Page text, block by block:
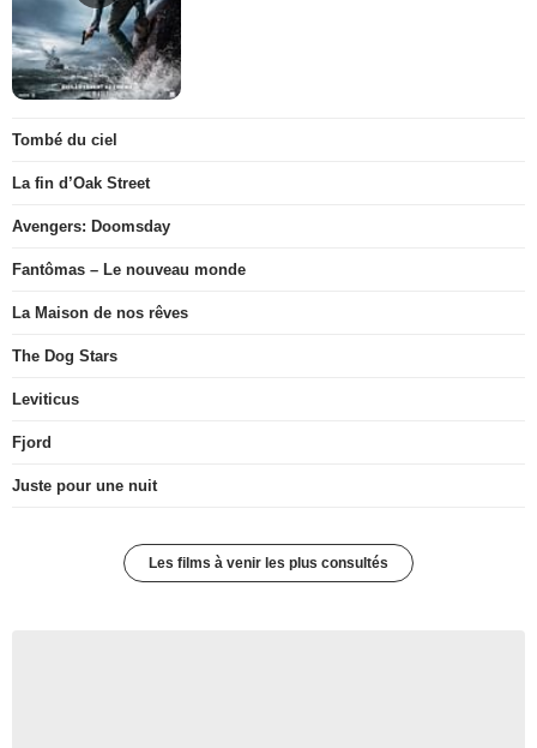
Tombé du ciel
La fin d’Oak Street
Avengers: Doomsday
Fantômas – Le nouveau monde
La Maison de nos rêves
The Dog Stars
Leviticus
Fjord
Juste pour une nuit
Les films à venir les plus consultés